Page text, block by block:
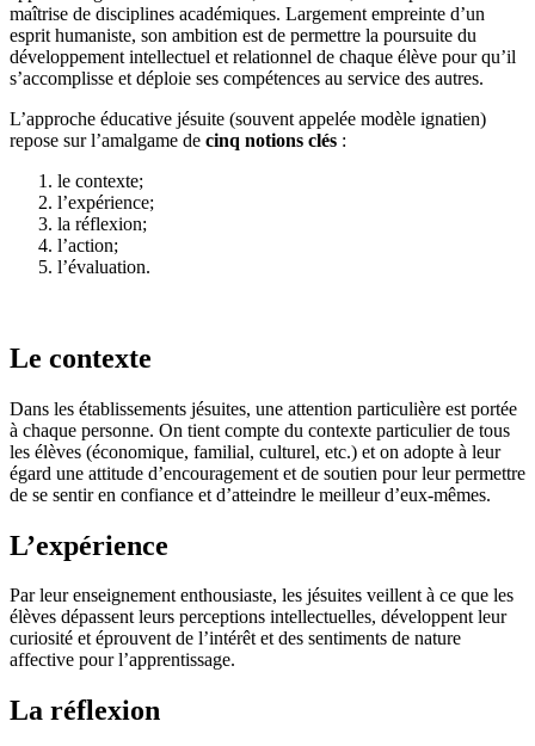
maîtrise de disciplines académiques. Largement empreinte d’un
esprit humaniste, son ambition est de permettre la poursuite du
développement intellectuel et relationnel de chaque élève pour qu’il
s’accomplisse et déploie ses compétences au service des autres.
L’approche éducative jésuite (souvent appelée modèle ignatien)
repose sur l’amalgame de cinq notions clés :
le contexte;
l’expérience;
la réflexion;
l’action;
l’évaluation.
Le contexte
Dans les établissements jésuites, une attention particulière est portée
à chaque personne. On tient compte du contexte particulier de tous
les élèves (économique, familial, culturel, etc.) et on adopte à leur
égard une attitude d’encouragement et de soutien pour leur permettre
de se sentir en confiance et d’atteindre le meilleur d’eux-mêmes.
L’expérience
Par leur enseignement enthousiaste, les jésuites veillent à ce que les
élèves dépassent leurs perceptions intellectuelles, développent leur
curiosité et éprouvent de l’intérêt et des sentiments de nature
affective pour l’apprentissage.
La réflexion